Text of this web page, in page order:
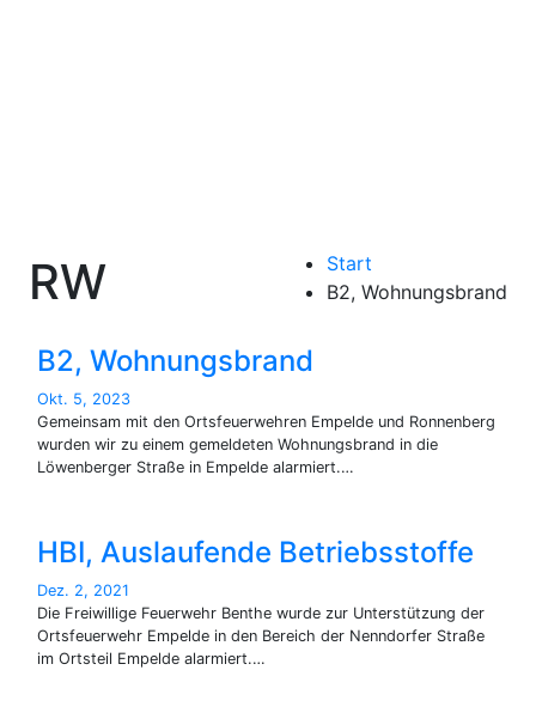
RW
Start
B2, Wohnungsbrand
B2, Wohnungsbrand
Okt. 5, 2023
Gemeinsam mit den Ortsfeuerwehren Empelde und Ronnenberg
wurden wir zu einem gemeldeten Wohnungsbrand in die
Löwenberger Straße in Empelde alarmiert.…
HBI, Auslaufende Betriebsstoffe
Dez. 2, 2021
Die Freiwillige Feuerwehr Benthe wurde zur Unterstützung der
Ortsfeuerwehr Empelde in den Bereich der Nenndorfer Straße
im Ortsteil Empelde alarmiert.…